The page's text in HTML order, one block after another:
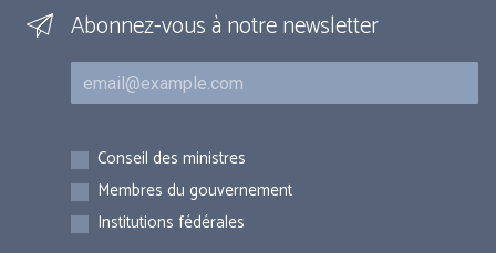
Abonnez-vous à notre newsletter
Courriel
Inscriptions
Conseil des ministres
Membres du gouvernement
Institutions fédérales